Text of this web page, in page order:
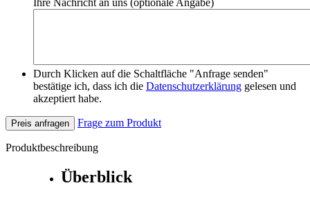
Durch Klicken auf die Schaltfläche "Anfrage senden"
bestätige ich, dass ich die Datenschutzerklärung gelesen und
akzeptiert habe.
Preis anfragen Frage zum Produkt
Produktbeschreibung
Überblick